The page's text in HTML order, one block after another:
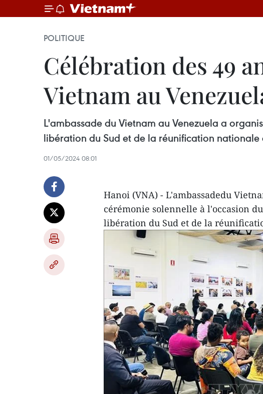
POLITIQUE
Célébration des 49
Vietnam au
L'ambassade du Vietnam au Venezuela a
libération du Sud et de la réunification
01/05/2024 08:01
Hanoi (VNA) - L'ambassadedu
cérémonie solennelle à l'occasion
libération du Sud et de la